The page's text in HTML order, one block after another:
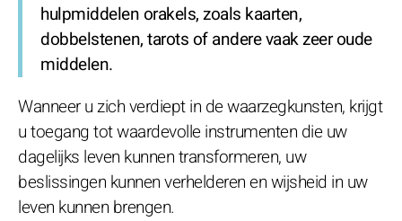
hulpmiddelen orakels, zoals kaarten,
dobbelstenen, tarots of andere vaak zeer oude
middelen.
Wanneer u zich verdiept in de waarzegkunsten, krijgt
u toegang tot waardevolle instrumenten die uw
dagelijks leven kunnen transformeren, uw
beslissingen kunnen verhelderen en wijsheid in uw
leven kunnen brengen.